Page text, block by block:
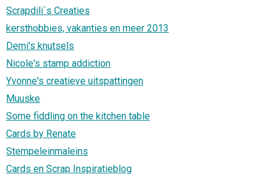
Scrapdili´s Creaties
kersthobbies, vakanties en meer 2013
Demi's knutsels
Nicole's stamp addiction
Yvonne's creatieve uitspattingen
Muuske
Some fiddling on the kitchen table
Cards by Renate
Stempeleinmaleins
Cards en Scrap Inspiratieblog